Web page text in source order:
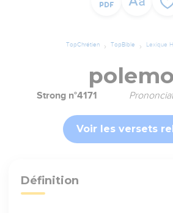
TopChrétien TopBible Lexique
Strong n°4171
Voir les versets
Définition